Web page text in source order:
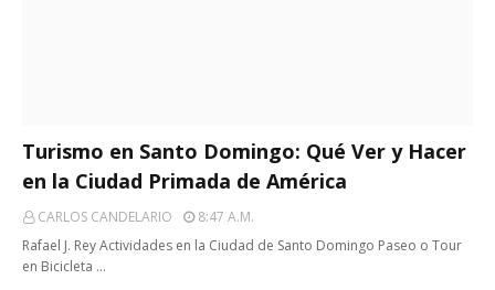
Turismo en Santo Domingo: Qué Ver y Hacer
en la Ciudad Primada de América
CARLOS CANDELARIO
8:47 A.m.
Rafael J. Rey Actividades en la Ciudad de Santo Domingo Paseo o Tour
en Bicicleta …